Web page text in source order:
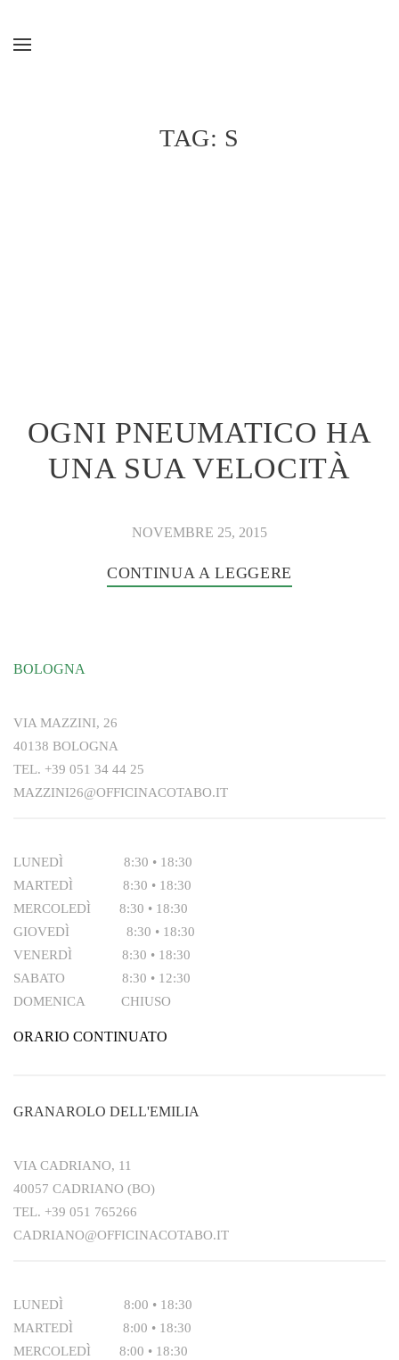
TAG: S
OGNI PNEUMATICO HA
UNA SUA VELOCITÀ
NOVEMBRE 25, 2015
CONTINUA A LEGGERE
BOLOGNA
VIA MAZZINI, 26
40138 BOLOGNA
TEL. +39 051 34 44 25
MAZZINI26@OFFICINACOTABO.IT
LUNEDÌ 8:30 • 18:30
MARTEDÌ 8:30 • 18:30
MERCOLEDÌ 8:30 • 18:30
GIOVEDÌ 8:30 • 18:30
VENERDÌ 8:30 • 18:30
SABATO 8:30 • 12:30
DOMENICA CHIUSO
ORARIO CONTINUATO
GRANAROLO DELL'EMILIA
VIA CADRIANO, 11
40057 CADRIANO (BO)
TEL. +39 051 765266
CADRIANO@OFFICINACOTABO.IT
LUNEDÌ 8:00 • 18:30
MARTEDÌ 8:00 • 18:30
MERCOLEDÌ 8:00 • 18:30